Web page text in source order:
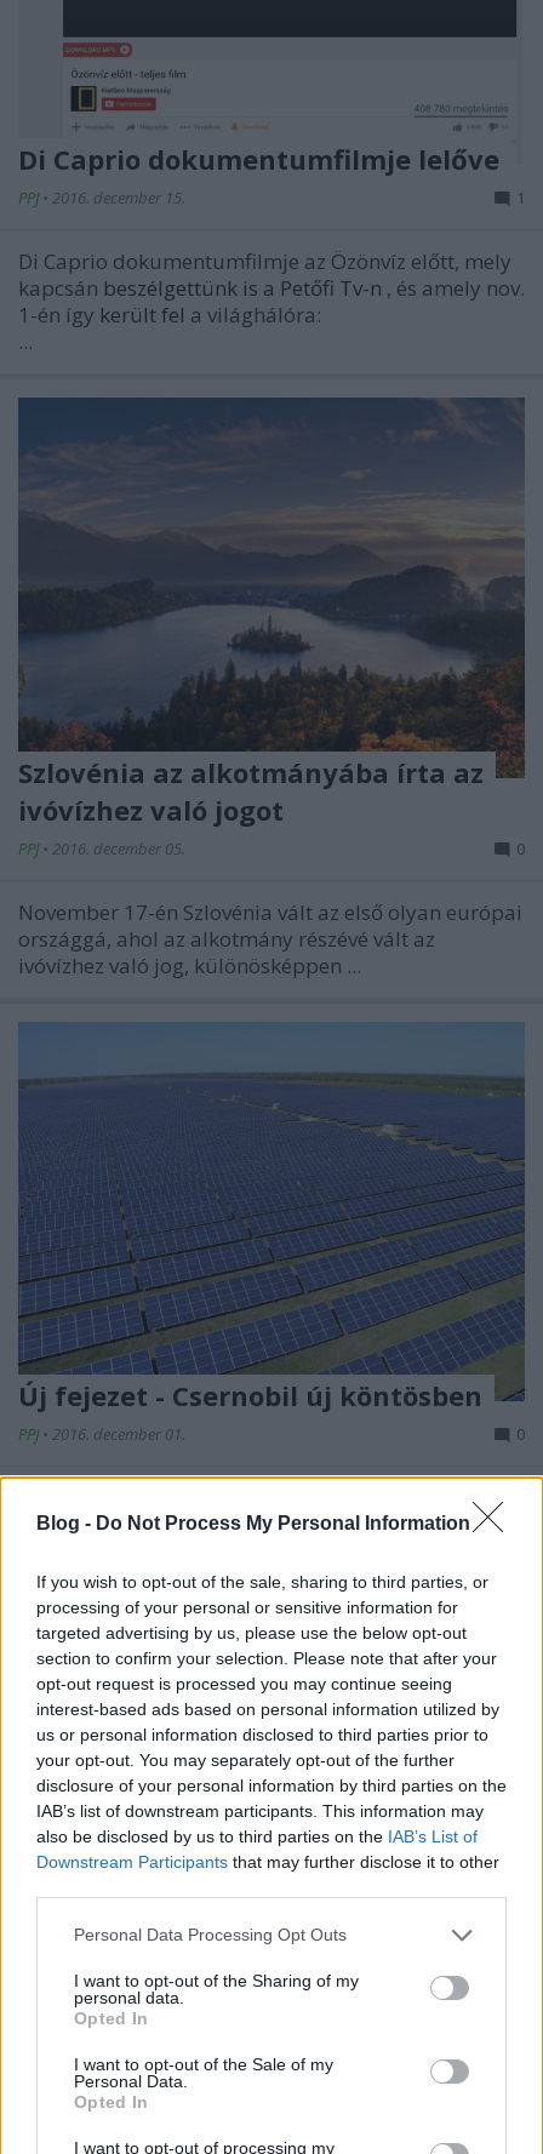
Blog - Do Not Process My Personal Information
If you wish to opt-out of the sale, sharing to third parties, or
processing of your personal or sensitive information for
targeted advertising by us, please use the below opt-out
section to confirm your selection. Please note that after your
opt-out request is processed you may continue seeing
interest-based ads based on personal information utilized by
us or personal information disclosed to third parties prior to
your opt-out. You may separately opt-out of the further
disclosure of your personal information by third parties on the
IAB’s list of downstream participants. This information may
also be disclosed by us to third parties on the IAB’s List of
Downstream Participants that may further disclose it to other
Please note that this website/app uses one or more Google
not limited to your visit or usage behaviour. You may click to
grant or deny consent to Google and its third-party tags to
use your data for below specified purposes in below Google
consent section.
Personal Data Processing Opt Outs
I want to opt-out of the Sharing of my
personal data.
Opted In
I want to opt-out of the Sale of my
Personal Data.
Opted In
I want to opt-out of processing my
Di Caprio dokumentumfilmje lelőve
PPJ • 2016. december 15. 1
Di Caprio dokumentumfilmje az Özönvíz előtt, mely
kapcsán beszélgettünk is a Petőfi Tv-n , és amely nov.
1-én így került fel a világhálóra:
...
Szlovénia az alkotmányába írta az
ivóvízhez való jogot
PPJ • 2016. december 05. 0
November 17-én Szlovénia vált az első olyan európai
országgá, ahol az alkotmány részévé vált az
ivóvízhez való jog, különösképpen ...
Új fejezet - Csernobil új köntösben
PPJ • 2016. december 01. 0
katasztrófája után, az erőmű elpusztult 4-es
nagyívű ...
Háttér-kép (1789)
Kulcsszavak: Isten, nép, tömeg,
társadalomtudomány, globális elit, liberális elit,